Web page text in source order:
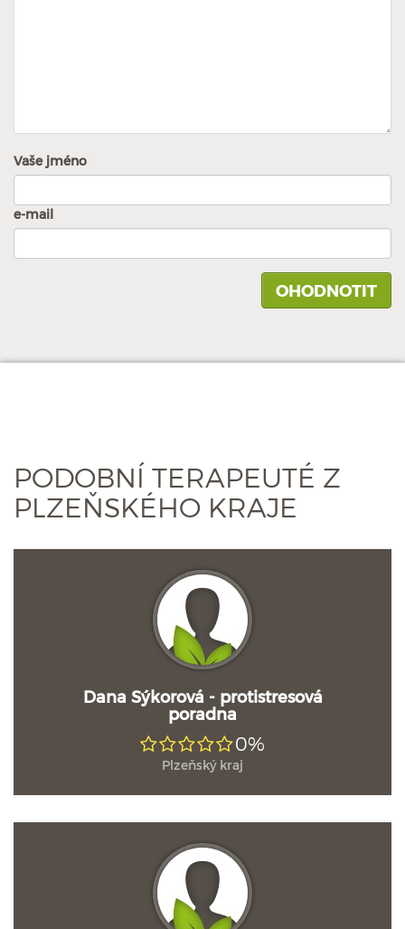
Vaše jméno
e-mail
PODOBNÍ TERAPEUTÉ Z
PLZEŇSKÉHO KRAJE
Dana Sýkorová - protistresová
poradna
0%
Plzeňský kraj